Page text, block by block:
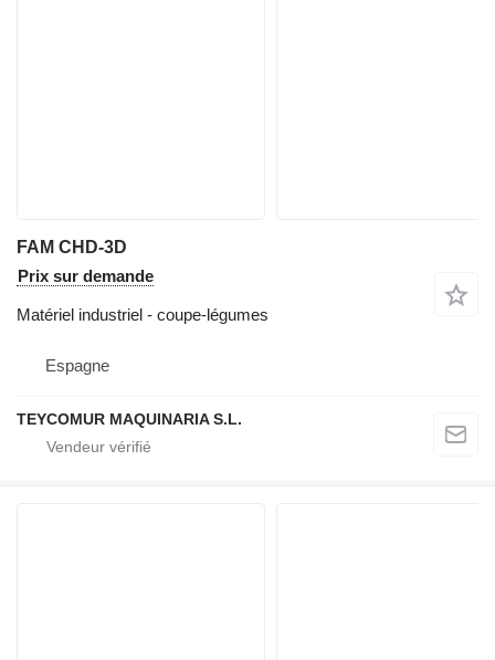
FAM CHD-3D
Prix sur demande
Matériel industriel - coupe-légumes
Espagne
TEYCOMUR MAQUINARIA S.L.